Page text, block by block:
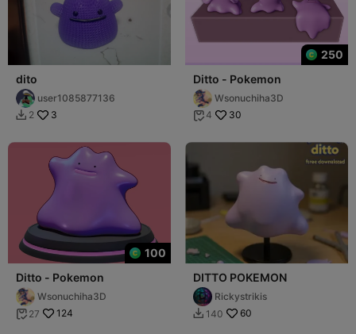
dito
user1085877136
 2 3
250
Ditto - Pokemon
Wsonuchiha3D
 4 30
100
Ditto - Pokemon
Wsonuchiha3D
 27 124
DITTO POKEMON
Rickystrikis
 140 60